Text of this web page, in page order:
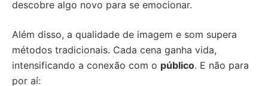
descobre algo novo para se emocionar.
Além disso, a qualidade de imagem e som supera
métodos tradicionais. Cada cena ganha vida,
intensificando a conexão com o público. E não para
por aí: